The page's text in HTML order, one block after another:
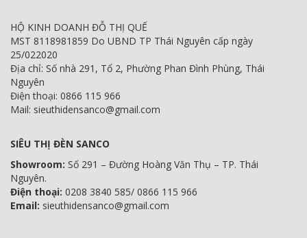
HỘ KINH DOANH ĐỖ THỊ QUẾ
MST 8118981859 Do UBND TP Thái Nguyên cấp ngày
25/022020
Địa chỉ: Số nhà 291, Tổ 2, Phường Phan Đình Phùng, Thái
Nguyên
Điện thoại: 0866 115 966
Mail: sieuthidensanco@gmail.com
SIÊU THỊ ĐÈN SANCO
Showroom: Số 291 – Đường Hoàng Văn Thụ – TP. Thái
Nguyên.
Điện thoại: 0208 3840 585/ 0866 115 966
Email: sieuthidensanco@gmail.com